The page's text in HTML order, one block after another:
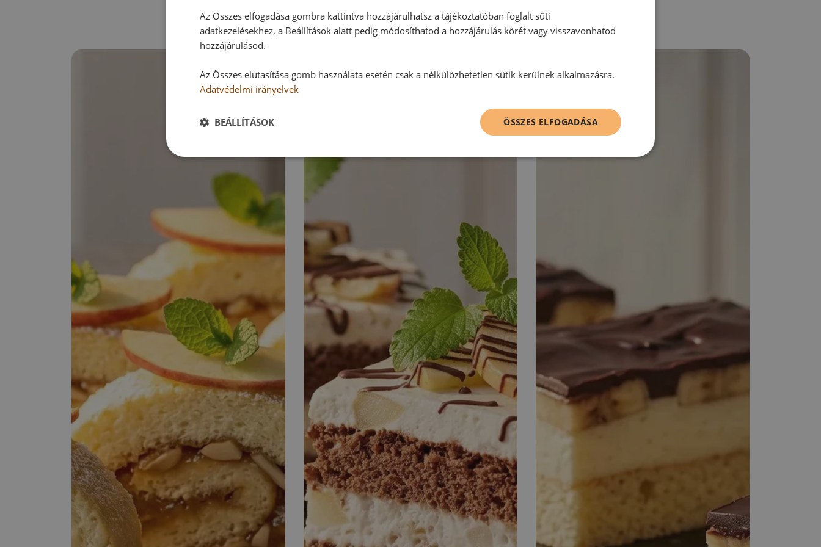
Az Összes elfogadása gombra kattintva hozzájárulhatsz a tájékoztatóban foglalt süti
adatkezelésekhez, a Beállítások alatt pedig módosíthatod a hozzájárulás körét vagy visszavonhatod
hozzájárulásod.
Az Összes elutasítása gomb használata esetén csak a nélkülözhetetlen sütik kerülnek alkalmazásra.
Adatvédelmi irányelvek
ÖSSZES ELFOGADÁSA
BEÁLLÍTÁSOK